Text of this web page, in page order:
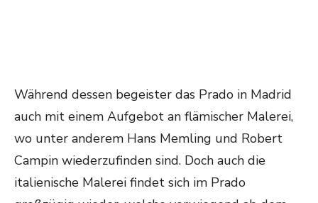
Während dessen begeister das Prado in Madrid
auch mit einem Aufgebot an flämischer Malerei,
wo unter anderem Hans Memling und Robert
Campin wiederzufinden sind. Doch auch die
italienische Malerei findet sich im Prado